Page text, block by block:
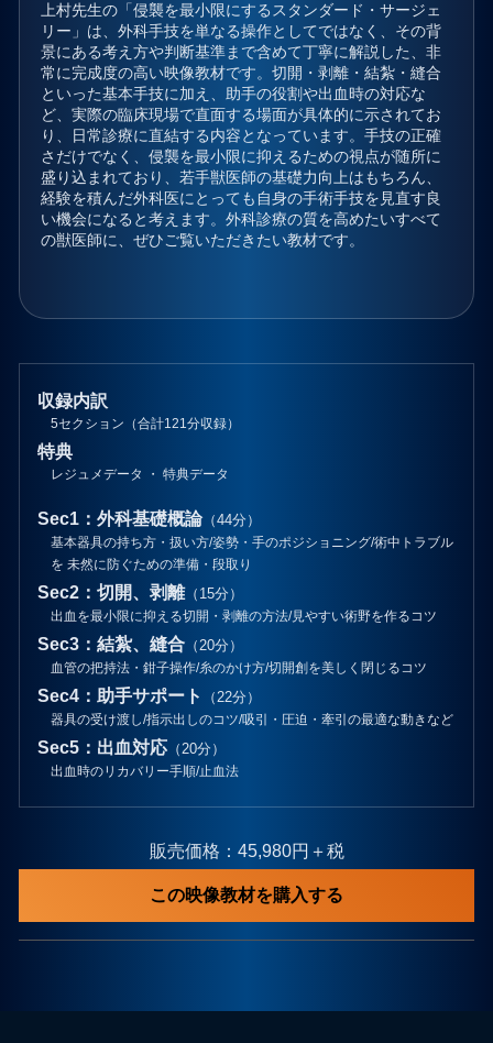
上村先生の「侵襲を最小限にするスタンダード・サージェ
リー」は、外科手技を単なる操作としてではなく、その背
景にある考え方や判断基準まで含めて丁寧に解説した、非
常に完成度の高い映像教材です。切開・剥離・結紮・縫合
といった基本手技に加え、助手の役割や出血時の対応な
ど、実際の臨床現場で直面する場面が具体的に示されてお
り、日常診療に直結する内容となっています。手技の正確
さだけでなく、侵襲を最小限に抑えるための視点が随所に
盛り込まれており、若手獣医師の基礎力向上はもちろん、
経験を積んだ外科医にとっても自身の手術手技を見直す良
い機会になると考えます。外科診療の質を高めたいすべて
の獣医師に、ぜひご覧いただきたい教材です。
収録内訳
5セクション（合計121分収録）
特典
レジュメデータ ・ 特典データ
Sec1：外科基礎概論（44分）
基本器具の持ち方・扱い方/姿勢・手のポジショニング/術中トラブル
を 未然に防ぐための準備・段取り
Sec2：切開、剥離（15分）
出血を最小限に抑える切開・剥離の方法/見やすい術野を作るコツ
Sec3：結紮、縫合（20分）
血管の把持法・鉗子操作/糸のかけ方/切開創を美しく閉じるコツ
Sec4：助手サポート （22分）
器具の受け渡し/指示出しのコツ/吸引・圧迫・牽引の最適な動きなど
Sec5：出血対応（20分）
出血時のリカバリー手順/止血法
販売価格：45,980円＋税
この映像教材を購入する